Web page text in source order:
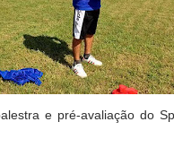
e pré-avaliação do